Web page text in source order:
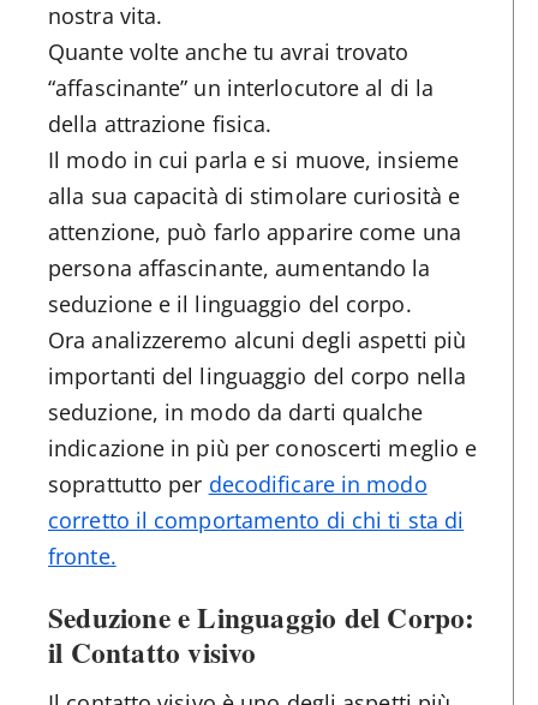
nostra vita.
Quante volte anche tu avrai trovato
“affascinante” un interlocutore al di la
della attrazione fisica.
Il modo in cui parla e si muove, insieme
alla sua capacità di stimolare curiosità e
attenzione, può farlo apparire come una
persona affascinante, aumentando la
seduzione e il linguaggio del corpo.
Ora analizzeremo alcuni degli aspetti più
importanti del linguaggio del corpo nella
seduzione, in modo da darti qualche
indicazione in più per conoscerti meglio e
soprattutto per decodificare in modo
corretto il comportamento di chi ti sta di
fronte.
Seduzione e Linguaggio del Corpo:
il Contatto visivo